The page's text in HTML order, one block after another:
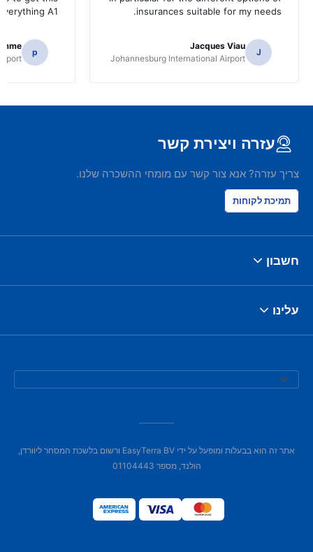
insurances suitable for my needs.
J
Jacques Viau
Johannesburg International Airport
A1
p
עזרה ויצירת קשר
צריך עזרה? אנא צור קשר עם מומחי ההשכרה שלנו.
תמיכת לקוחות
חשבון
עלינו
אתר זה הוא בבעלות ומופעל על ידי EasyTerra BV ורשום בלשכת המסחר ליוורדן,
הולנד, מספר 01104443